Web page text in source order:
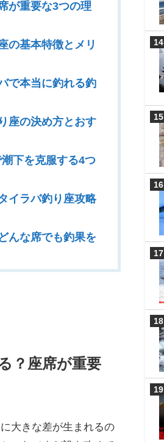
が重要な3つの理
の基本特徴とメリ
で本当に釣れる釣
座の決め方とおす
下を克服する4つ
イラバ釣り座攻略
んな席でも釣果を